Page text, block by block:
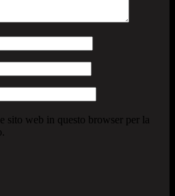
sito web in questo browser per la